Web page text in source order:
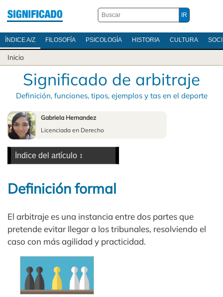
ÍNDICE A/Z FILOSOFÍA PSICOLOGÍA HISTORIA CULTURA
Inicio
Significado de arbitraje
Definición, funciones, tipos, ejemplos y tas en el deporte
Gabriela Hernandez
Licenciada en Derecho
Definición formal
El arbitraje es una instancia entre dos partes que
pretende evitar llegar a los tribunales, resolviendo el
caso con más agilidad y practicidad.